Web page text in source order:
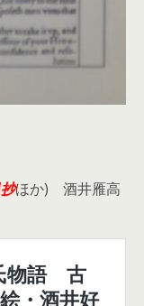
ほか) 酒井雁高